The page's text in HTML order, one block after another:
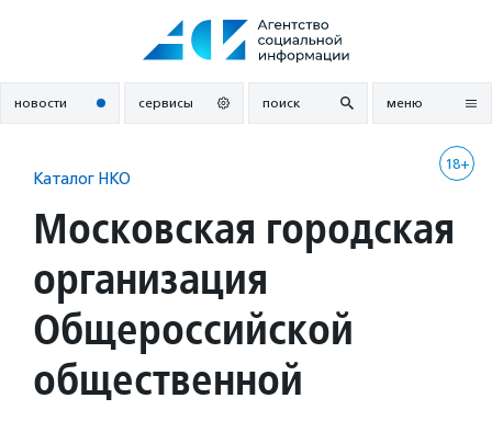
новости сервисы поиск меню
18+
Каталог НКО
Московская городская
организация
Общероссийской
общественной